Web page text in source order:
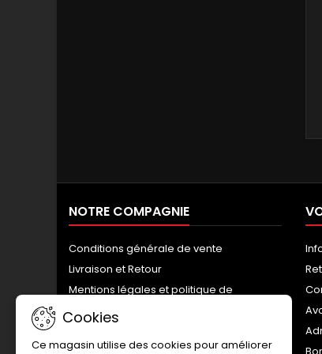
NOTRE COMPAGNIE
Conditions générale de vente
Livraison et Retour
Mentions légales et politique de
confidentialité
Cookies
Ce magasin utilise des cookies pour améliorer